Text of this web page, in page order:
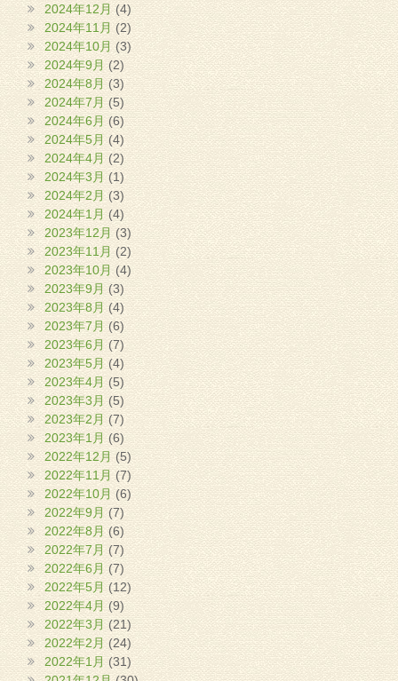
2024年12月(4)
2024年11月 (2)
2024年10月 (3)
2024年9月 (2)
2024年8月 (3)
2024年7月 (5)
2024年6月 (6)
2024年5月 (4)
2024年4月 (2)
2024年3月 (1)
2024年2月(3)
2024年1月 (4)
2023年12月(3)
2023年11月(2)
2023年10月(4)
2023年9月(3)
2023年8月 (4)
2023年7月 (6)
2023年6月 (7)
2023年5月 (4)
2023年4月 (5)
2023年3月 (5)
2023年2月 (7)
2023年1月 (6)
2022年12月 (5)
2022年11月 (7)
2022年10月 (6)
2022年9月 (7)
2022年8月 (6)
2022年7月 (7)
2022年6月 (7)
2022年5月 (12)
2022年4月 (9)
2022年3月(21)
2022年2月 (24)
2022年1月 (31)